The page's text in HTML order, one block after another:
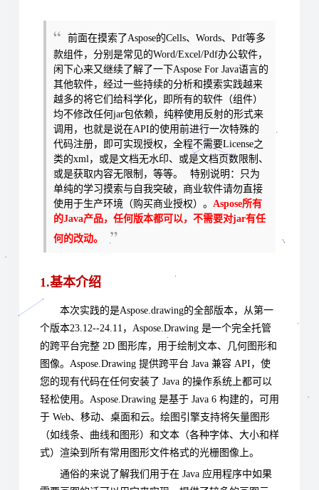
前面在摸索了Aspose的Cells、Words、Pdf等多
款组件，分别是常见的Word/Excel/Pdf办公软件，
闲下心来又继续了解了一下Aspose For Java语言的
其他软件，经过一些持续的分析和摸索实践越来
越多的将它们给科学化，即所有的软件（组件）
均不修改任何jar包依赖，纯粹使用反射的形式来
调用，也就是说在API的使用前进行一次特殊的
代码注册，即可实现授权，全程不需要License之
类的xml，或是文档无水印、或是文档页数限制、
或是获取内容无限制，等等。
特别说明：只为
单纯的学习摸索与自我突破，商业软件请勿直接
使用于生产环境（购买商业授权） 。 Aspose所有
的Java产品，任何版本都可以，不需要对jar有任
何的改动。
1.基本介绍
本次实践的是Aspose.drawing的全部版本，从第一
个版本23.12--24.11，Aspose.Drawing 是一个完全托管
的跨平台完整 2D 图形库，用于绘制文本、几何图形和
图像。Aspose.Drawing 提供跨平台 Java 兼容 API，使
您的现有代码在任何安装了 Java 的操作系统上都可以
轻松使用。Aspose.Drawing 是基于 Java 6 构建的，可用
于 Web、移动、桌面和云。绘图引擎支持将矢量图形
（如线条、曲线和图形）和文本（各种字体、大小和样
式）渲染到所有常用图形文件格式的光栅图像上。
通俗的来说了解我们用于在 Java 应用程序中如果